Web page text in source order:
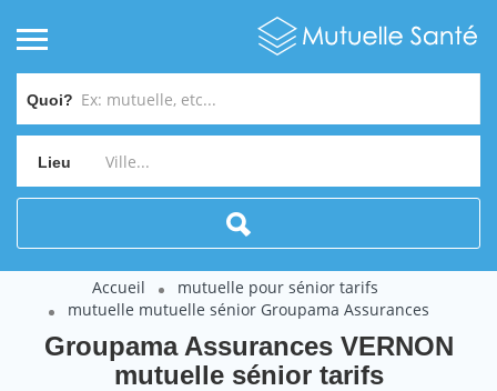
Quoi?
Lieu
Accueil
mutuelle pour sénior tarifs
mutuelle mutuelle sénior Groupama Assurances
Groupama Assurances VERNON
mutuelle sénior tarifs